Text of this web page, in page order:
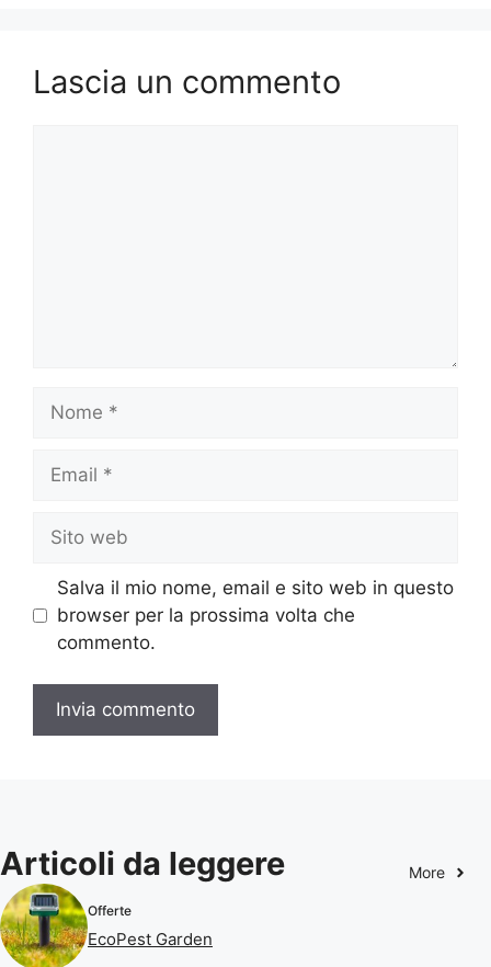
Lascia un commento
web
Salva il mio nome, email e sito web in questo
browser per la prossima volta che
commento.
Articoli da leggere More
Offerte
EcoPest Garden